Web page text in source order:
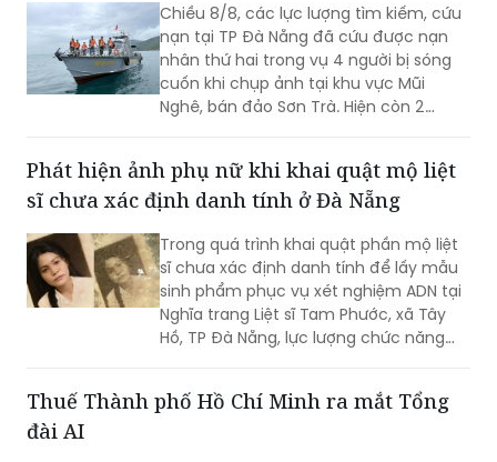
Chiều 8/8, các lực lượng tìm kiếm, cứu
nạn tại TP Đà Nẵng đã cứu được nạn
nhân thứ hai trong vụ 4 người bị sóng
cuốn khi chụp ảnh tại khu vực Mũi
Nghê, bán đảo Sơn Trà. Hiện còn 2
Phát hiện ảnh phụ nữ khi khai quật mộ liệt
sĩ chưa xác định danh tính ở Đà Nẵng
Trong quá trình khai quật phần mộ liệt
sĩ chưa xác định danh tính để lấy mẫu
sinh phẩm phục vụ xét nghiệm ADN tại
Nghĩa trang Liệt sĩ Tam Phước, xã Tây
Hồ, TP Đà Nẵng, lực lượng chức năng
Thuế Thành phố Hồ Chí Minh ra mắt Tổng
đài AI